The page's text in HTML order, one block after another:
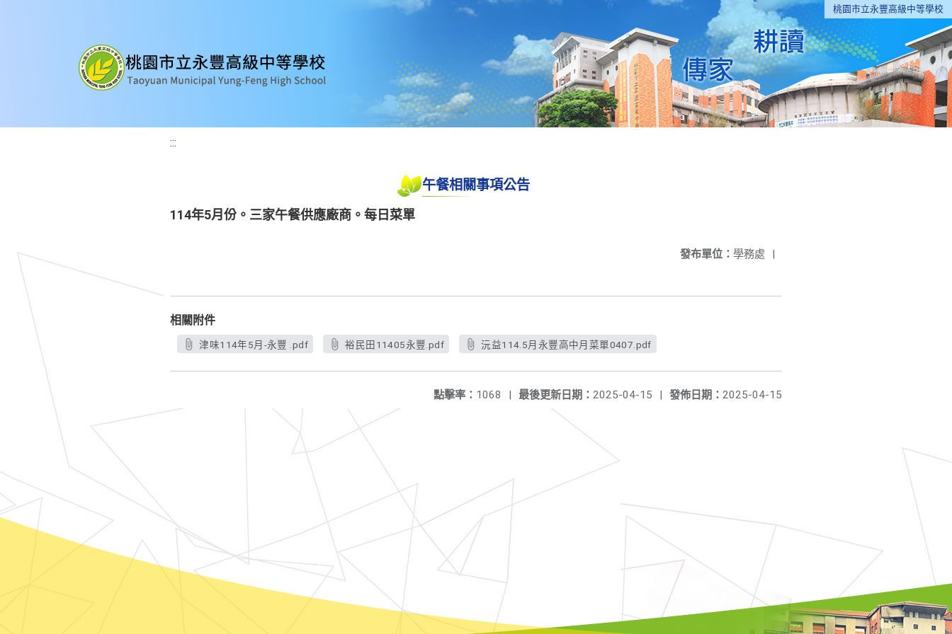
桃園市立永豐高級中等學校
:::
午餐相關事項公告
114年5月份。三家午餐供應廠商。每日菜單
發布單位： 學務處 |
相關附件
津味114年5月-永豐 .pdf 裕民田11405永豐.pdf 沅益114.5月永豐高中月菜單0407.pdf
發佈日期： 2025-04-15
最後更新日期： 2025-04-15 |
點擊率： 1068 |